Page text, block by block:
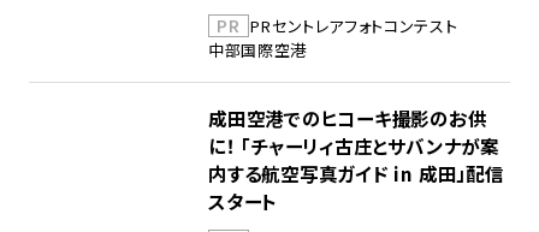
PR PRセントレアフォトコンテスト
中部国際空港
成田空港でのヒコーキ撮影のお供
に！ 「チャーリィ古庄とサバンナが案
内する航空写真ガイド in 成田」配信
スタート